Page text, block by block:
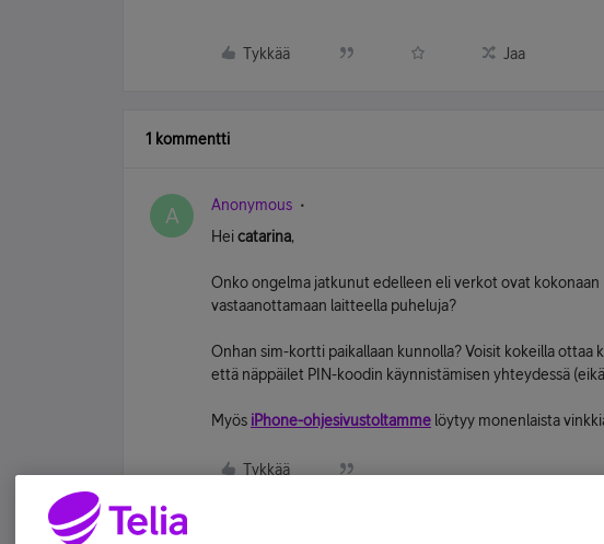
Tykkää Jaa
1 kommentti
A Anonymous
Heicatarina,
Onko ongelma jatkunut edelleen eli verkot ovat kokonaan
vastaanottamaan laitteella puheluja?
Onhan sim-kortti paikallaan kunnolla? Voisit kokeilla ottaa
että näppäilet PIN-koodin käynnistämisen yhteydessä
Myös iPhone-ohjesivustoltamme löytyy monenlaista
Tykkää